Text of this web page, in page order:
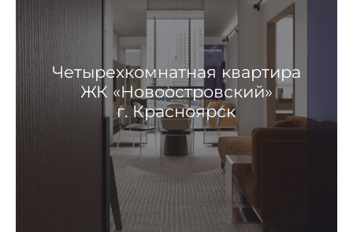
Четырехкомнатная квартира
ЖК «Новоостровский»
г. Красноярск